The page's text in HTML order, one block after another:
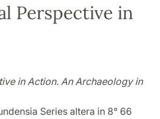
Perspective in
in Action. An Archaeology in
Series altera in 8° 66